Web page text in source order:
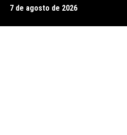
entre candidatos ao Governo da
7 de agosto de 2026